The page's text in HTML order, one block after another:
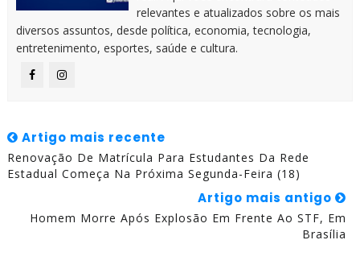
relevantes e atualizados sobre os mais
diversos assuntos, desde política, economia, tecnologia,
entretenimento, esportes, saúde e cultura.
Artigo mais recente
Renovação De Matrícula Para Estudantes Da Rede
Estadual Começa Na Próxima Segunda-Feira (18)
Artigo mais antigo
Homem Morre Após Explosão Em Frente Ao STF, Em
Brasília